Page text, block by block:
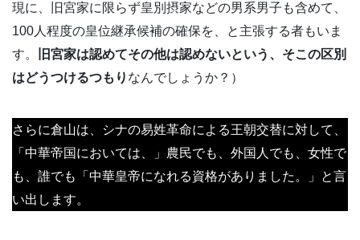
現に、旧宮家に限らず皇別摂家などの男系男子も含めて、
100人程度の皇位継承候補の確保を、と主張する者もいま
す。
旧宮家は認めてその他は認めないという、そこの区別
はどうつけるつもり なんでしょうか？）
さらに倉山は、シナの易姓革命による王朝交替に対して、
「中華帝国においては、」農民でも、外国人でも、女性で
も、誰でも「中華皇帝になれる資格がありました。」と言
い出します。